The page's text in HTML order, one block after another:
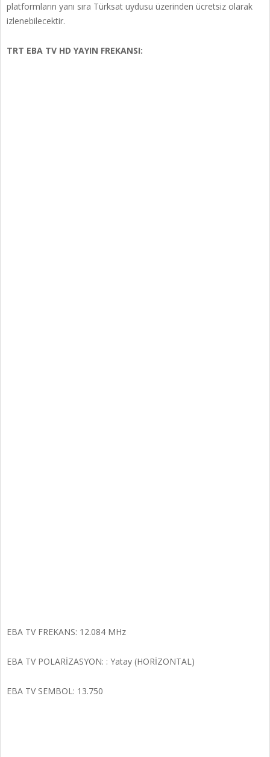
platformların yanı sıra Türksat uydusu üzerinden ücretsiz olarak
izlenebilecektir.
TRT EBA TV HD YAYIN FREKANSI:
EBA TV FREKANS: 12.084 MHz
EBA TV POLARİZASYON: : Yatay (HORİZONTAL)
EBA TV SEMBOL: 13.750